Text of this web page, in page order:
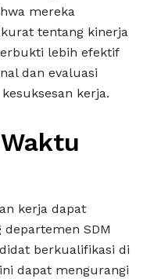
mereka
tentang kinerja
lebih efektif
dan evaluasi
kerja.
kerja dapat
SDM
berkualifikasi di
dapat mengurangi